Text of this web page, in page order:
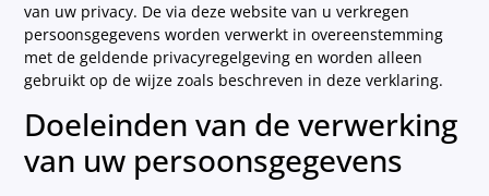
van uw privacy. De via deze website van u verkregen
persoonsgegevens worden verwerkt in overeenstemming
met de geldende privacyregelgeving en worden alleen
gebruikt op de wijze zoals beschreven in deze verklaring.
Doeleinden van de verwerking
van uw persoonsgegevens